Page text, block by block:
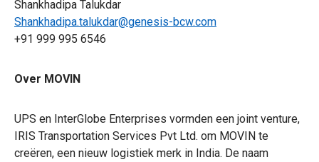
Shankhadipa Talukdar
Shankhadipa.talukdar@genesis-bcw.com
+91 999 995 6546
Over MOVIN
UPS en InterGlobe Enterprises vormden een joint venture,
IRIS Transportation Services Pvt Ltd. om MOVIN te
creëren, een nieuw logistiek merk in India. De naam